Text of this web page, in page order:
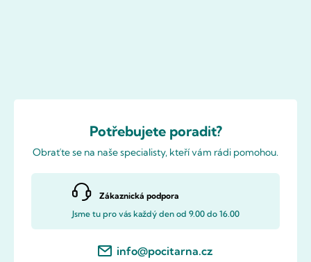
Potřebujete poradit?
Obraťte se na naše specialisty, kteří vám rádi pomohou.
Zákaznická podpora
Jsme tu pro vás každý den od 9.00 do 16.00
info@pocitarna.cz